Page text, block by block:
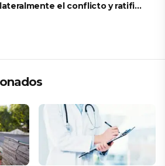
el conflicto y ratificó